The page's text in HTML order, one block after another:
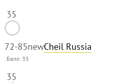
35
72-85newCheil Russia
Балл: 35
35